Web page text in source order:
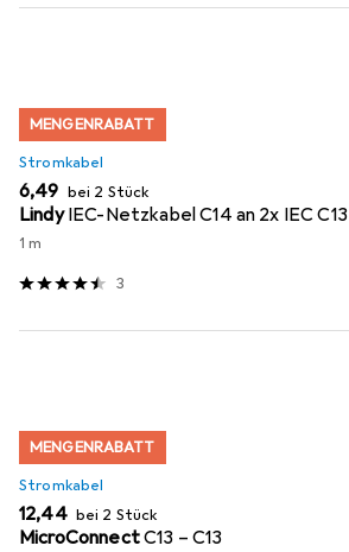
MENGENRABATT
Stromkabel
EUR
6,49 bei 2 Stück
Lindy IEC-Netzkabel C14 an 2x IEC C13
1 m
3
MENGENRABATT
Stromkabel
EUR
12,44 bei 2 Stück
MicroConnectC13 – C13